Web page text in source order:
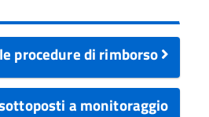
procedure di rimborso
a monitoraggio